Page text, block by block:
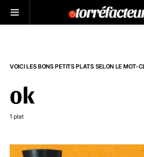
VOICI LES BONS PETITS PLATS SELON LE MOT-
ok
1 plat